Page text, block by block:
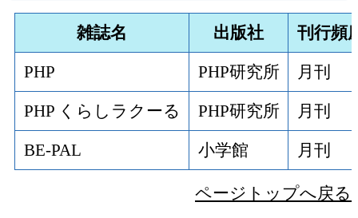
雑誌名 出版社 刊行頻
PHP PHP研究所 月刊
PHP くらしラクーる PHP研究所 月刊
BE‐PAL 小学館 月刊
ページトップへ戻る